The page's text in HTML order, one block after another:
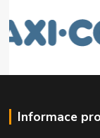
Informace